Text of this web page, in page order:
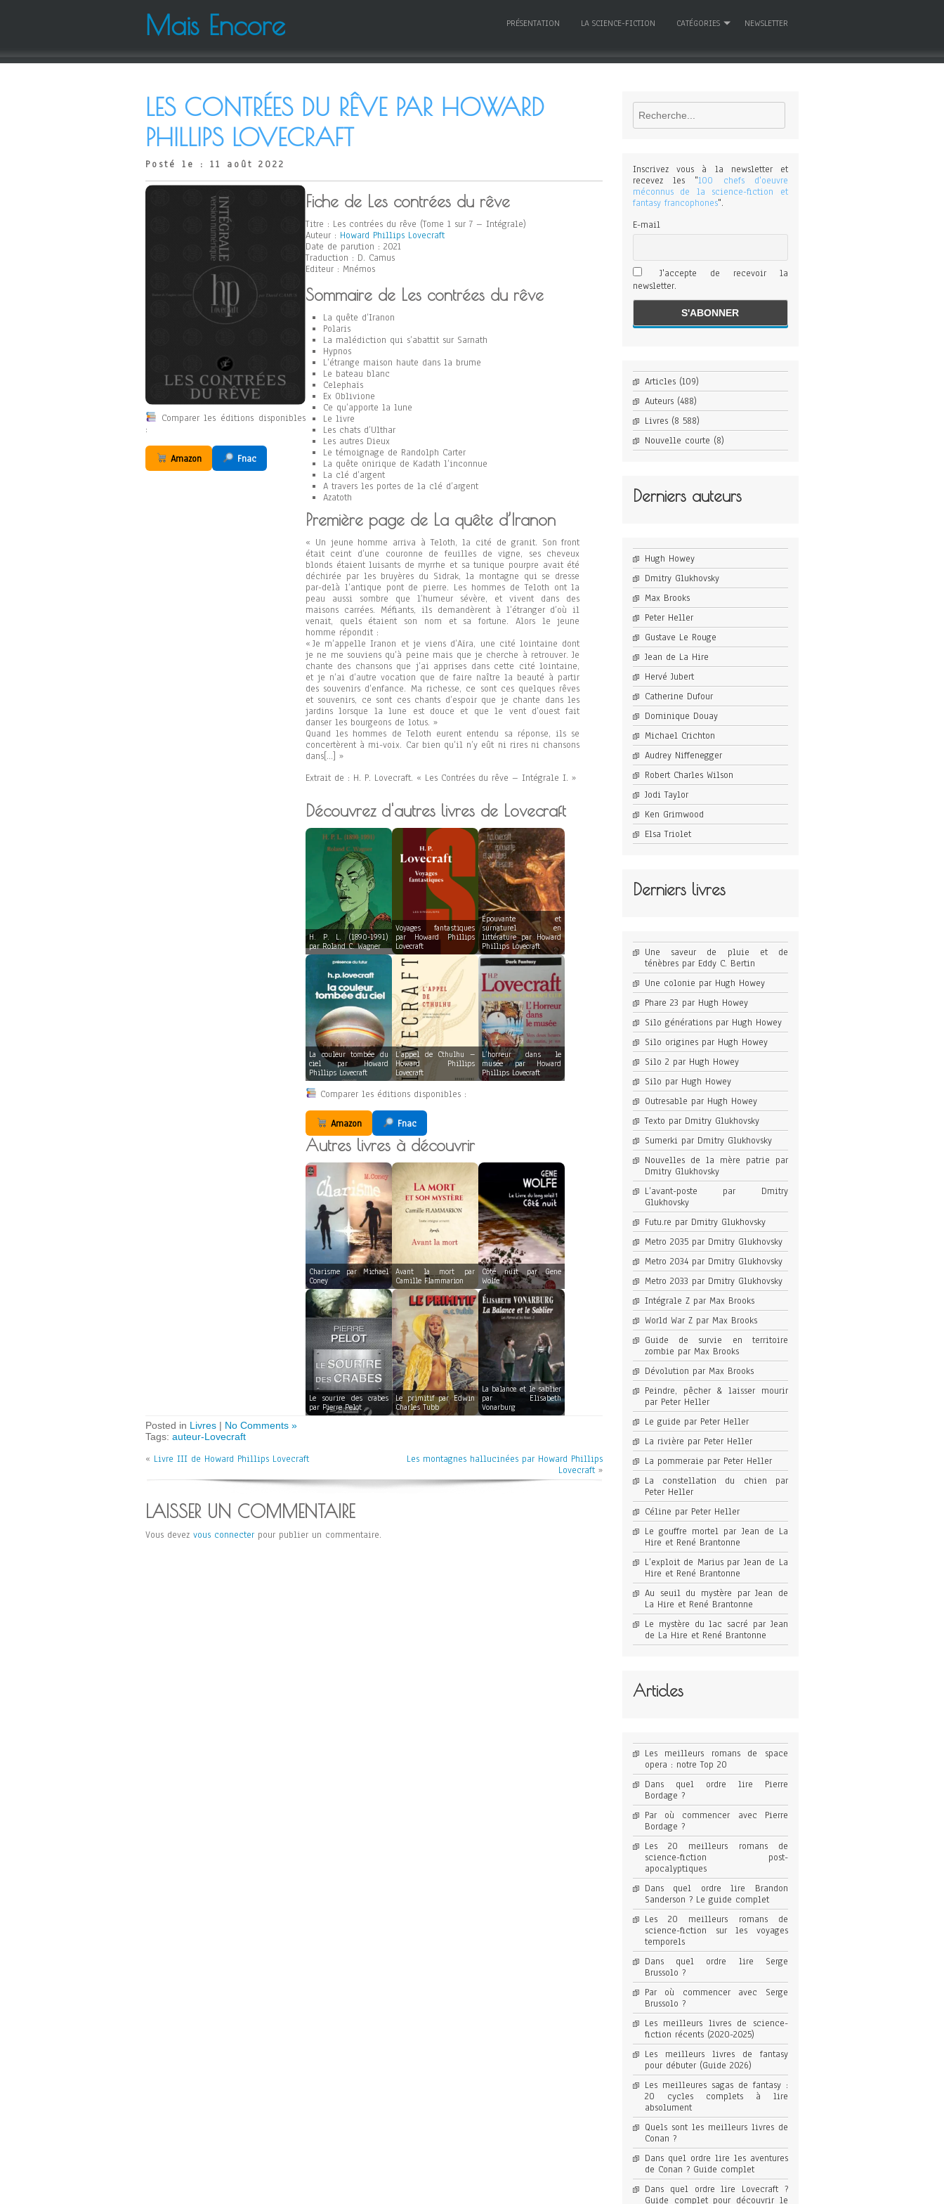
Mais Encore PRÉSENTATION LA SCIENCE-FICTION CATÉGORIES NEWSLETTER
LES CONTRÉES DU RÊVE PAR HOWARD
PHILLIPS LOVECRAFT
Posté le : 11 août 2022
Comparer les éditions disponibles
:
Amazon Fnac
Fiche de Les contrées du rêve
Titre : Les contrées du rêve (Tome 1 sur 7 – Intégrale)
Auteur : Howard Phillips Lovecraft
Date de parution : 2021
Traduction : D. Camus
Editeur : Mnémos
Sommaire de Les contrées du rêve
La quête d’Iranon
Polaris
La malédiction qui s’abattit sur Sarnath
Hypnos
L’étrange maison haute dans la brume
Le bateau blanc
Celephaïs
Ex Oblivione
Ce qu’apporte la lune
Le livre
Les chats d’Ulthar
Les autres Dieux
Le témoignage de Randolph Carter
La quête onirique de Kadath l’inconnue
La clé d’argent
A travers les portes de la clé d’argent
Azatoth
Première page de La quête d’Iranon
« Un jeune homme arriva à Teloth, la cité de granit. Son front
était ceint d’une couronne de feuilles de vigne, ses cheveux
blonds étaient luisants de myrrhe et sa tunique pourpre avait été
déchirée par les bruyères du Sidrak, la montagne qui se dresse
par-delà l’antique pont de pierre. Les hommes de Teloth ont la
peau aussi sombre que l’humeur sévère, et vivent dans des
maisons carrées. Méfiants, ils demandèrent à l’étranger d’où il
venait, quels étaient son nom et sa fortune. Alors le jeune
homme répondit :
« Je m’appelle Iranon et je viens d’Aïra, une cité lointaine dont
je ne me souviens qu’à peine mais que je cherche à retrouver. Je
chante des chansons que j’ai apprises dans cette cité lointaine,
et je n’ai d’autre vocation que de faire naître la beauté à partir
des souvenirs d’enfance. Ma richesse, ce sont ces quelques rêves
et souvenirs, ce sont ces chants d’espoir que je chante dans les
jardins lorsque la lune est douce et que le vent d’ouest fait
danser les bourgeons de lotus. »
Quand les hommes de Teloth eurent entendu sa réponse, ils se
concertèrent à mi-voix. Car bien qu’il n’y eût ni rires ni chansons
dans[…] »
Extrait de : H. P. Lovecraft. « Les Contrées du rêve – Intégrale I. »
Découvrez d'autres livres de Lovecraft
H. P. L. (1890-1991)
par Roland C. Wagner
Voyages fantastiques
par Howard Phillips
Lovecraft
Épouvante et
surnaturel en
littérature par Howard
Phillips Lovecraft
La couleur tombée du
ciel par Howard
Phillips Lovecraft
L’appel de Cthulhu –
Howard Phillips
Lovecraft
L’horreur dans le
musée par Howard
Phillips Lovecraft
Comparer les éditions disponibles :
Amazon Fnac
Autres livres à découvrir
Charisme par Michael
Coney
Avant la mort par
Camille Flammarion
Côté nuit par Gene
Wolfe
Le sourire des crabes
par Pierre Pelot
Le primitif par Edwin
Charles Tubb
La balance et le sablier
par Elisabeth
Vonarburg
Posted in Livres | No Comments »
Tags: auteur-Lovecraft
« Livre III de Howard Phillips Lovecraft
Les montagnes hallucinées par Howard Phillips
Lovecraft »
LAISSER UN COMMENTAIRE
Vous devez vous connecter pour publier un commentaire.
Rechercher
Inscrivez vous à la newsletter et
recevez les "100 chefs d'oeuvre
méconnus de la science-fiction et
fantasy francophones".
E-mail
J'accepte de recevoir la
newsletter.
Articles(109)
Auteurs(488)
Livres(8 588)
Nouvelle courte (8)
Derniers auteurs
Hugh Howey
Dmitry Glukhovsky
Max Brooks
Peter Heller
Gustave Le Rouge
Jean de La Hire
Hervé Jubert
Catherine Dufour
Dominique Douay
Michael Crichton
Audrey Niffenegger
Robert Charles Wilson
Jodi Taylor
Ken Grimwood
Elsa Triolet
Derniers livres
Une saveur de pluie et de
ténèbres par Eddy C. Bertin
Une colonie par Hugh Howey
Phare 23 par Hugh Howey
Silo générations par Hugh Howey
Silo origines par Hugh Howey
Silo 2 par Hugh Howey
Silo par Hugh Howey
Outresable par Hugh Howey
Texto par Dmitry Glukhovsky
Sumerki par Dmitry Glukhovsky
Nouvelles de la mère patrie par
Dmitry Glukhovsky
L’avant-poste par Dmitry
Glukhovsky
Futu.re par Dmitry Glukhovsky
Metro 2035 par Dmitry Glukhovsky
Metro 2034 par Dmitry Glukhovsky
Metro 2033 par Dmitry Glukhovsky
Intégrale Z par Max Brooks
World War Z par Max Brooks
Guide de survie en territoire
zombie par Max Brooks
Dévolution par Max Brooks
Peindre, pêcher & laisser mourir
par Peter Heller
Le guide par Peter Heller
La rivière par Peter Heller
La pommeraie par Peter Heller
La constellation du chien par
Peter Heller
Céline par Peter Heller
Le gouffre mortel par Jean de La
Hire et René Brantonne
L’exploit de Marius par Jean de La
Hire et René Brantonne
Au seuil du mystère par Jean de
La Hire et René Brantonne
Le mystère du lac sacré par Jean
de La Hire et René Brantonne
Articles
Les meilleurs romans de space
opera : notre Top 20
Dans quel ordre lire Pierre
Bordage ?
Par où commencer avec Pierre
Bordage ?
Les 20 meilleurs romans de
science-fiction post-
apocalyptiques
Dans quel ordre lire Brandon
Sanderson ? Le guide complet
Les 20 meilleurs romans de
science-fiction sur les voyages
temporels
Dans quel ordre lire Serge
Brussolo ?
Par où commencer avec Serge
Brussolo ?
Les meilleurs livres de science-
fiction récents (2020-2025)
Les meilleurs livres de fantasy
pour débuter (Guide 2026)
Les meilleures sagas de fantasy :
20 cycles complets à lire
absolument
Quels sont les meilleurs livres de
Conan ?
Dans quel ordre lire les aventures
de Conan ? Guide complet
Dans quel ordre lire Lovecraft ?
Guide complet pour découvrir le